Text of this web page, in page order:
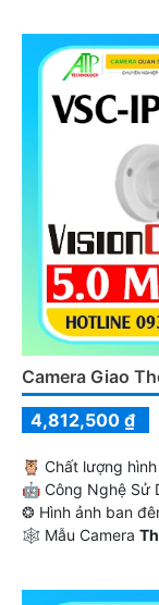
Camera Giao
4,812,500 ₫
🦉 Chất lượng
🕸️ Mẫu Camera